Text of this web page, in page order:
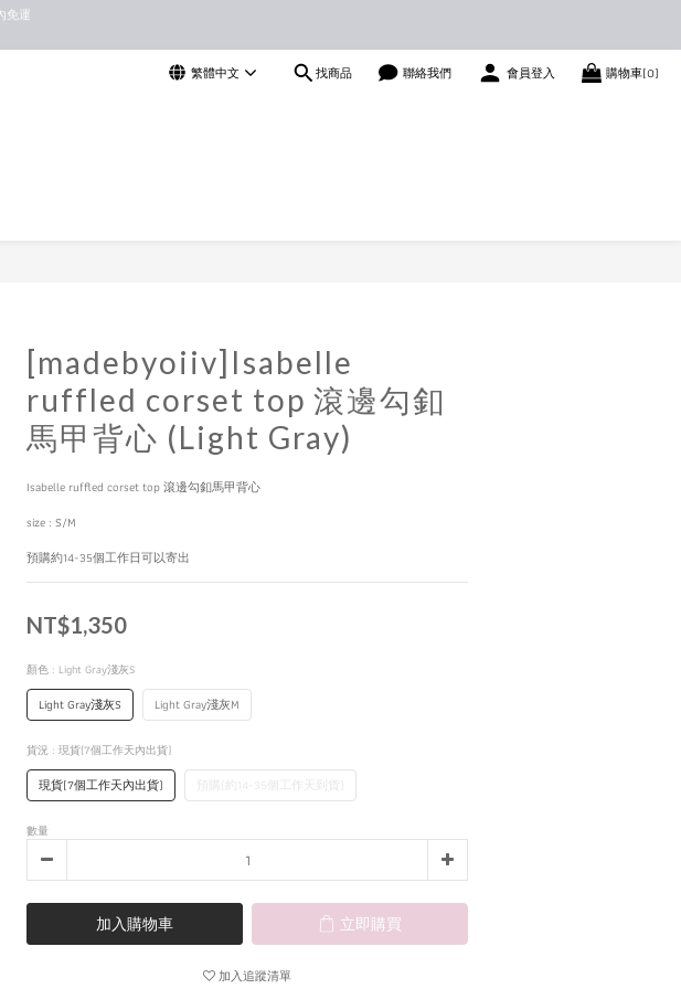
繁體中文
找商品 聯絡我們 會員登入 購物車(0)
[madebyoiiv]Isabelle
ruffled corset top 滾邊勾釦
馬甲背心 (Light Gray)
Isabelle ruffled corset top 滾邊勾釦馬甲背心
size : S/M
預購約14-35個工作日可以寄出
NT$1,350
顏色 : Light Gray淺灰S
Light Gray淺灰S Light Gray淺灰M
貨況 : 現貨(7個工作天內出貨)
現貨(7個工作天內出貨) 預購(約14-35個工作天到貨)
數量
加入購物車 立即購買
加入追蹤清單